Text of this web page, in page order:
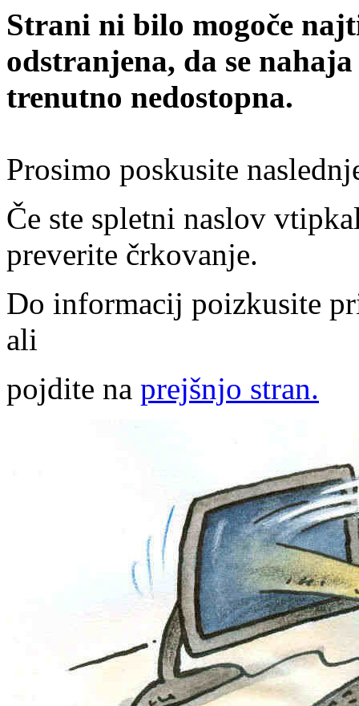
Strani ni bilo mogoče
odstranjena, da se
trenutno nedostopna.
Prosimo poskusite
Če ste spletni naslov
preverite črkovanje.
Do informacij poizkusite
ali
pojdite na prejšnjo stran.